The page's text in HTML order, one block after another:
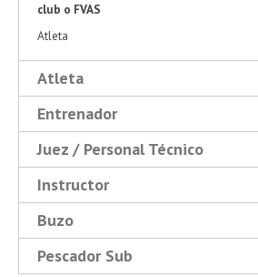
club o FVAS
Atleta
Atleta
Entrenador
Juez / Personal Técnico
Instructor
Buzo
Pescador Sub